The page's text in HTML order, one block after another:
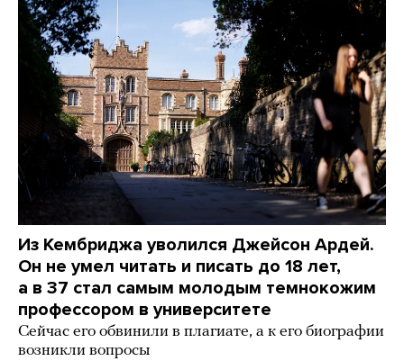
Из Кембриджа уволился Джейсон Ардей.
Он не умел читать и писать до 18 лет,
а в 37 стал самым молодым темнокожим
профессором в университете
Сейчас его обвинили в плагиате, а к его биографии
возникли вопросы